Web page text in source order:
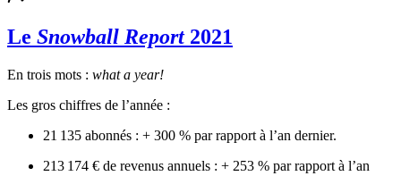
Le Snowball Report2021
En trois mots : what a year!
Les gros chiffres de l’année :
21 135 abonnés : + 300 % par rapport à l’an dernier.
213 174 € de revenus annuels : + 253 % par rapport à l’an